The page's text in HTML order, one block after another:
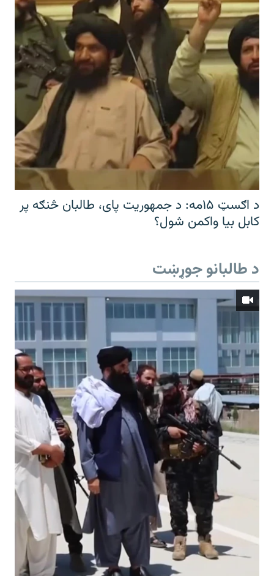
د اګسټ ۱۵مه: د جمهوریت پای، طالبان څنګه پر
کابل بیا واکمن شول؟
د طالبانو جوړښت